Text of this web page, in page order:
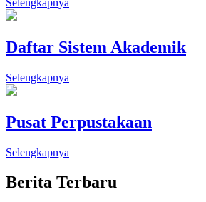
Daftar Sistem Akademik
Selengkapnya
Pusat Perpustakaan
Selengkapnya
Berita Terbaru